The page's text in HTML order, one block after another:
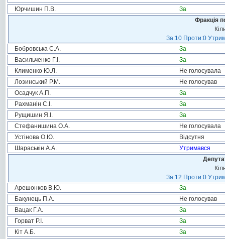
Юрчишин П.В.
За
Фракція
За:10 Проти:0
Бобровська С.А.
За
Васильченко Г.І.
За
Клименко Ю.Л.
Не голосувала
Лозинський Р.М.
Не голосував
Осадчук А.П.
За
Рахманін С.І.
За
Рущишин Я.І.
За
Стефанишина О.А.
Не голосувала
Устінова О.Ю.
Відсутня
Шараськін А.А.
Утримався
За:12 Проти:0
Арешонков В.Ю.
За
Бакунець П.А.
Не голосував
Вацак Г.А.
За
Горват Р.І.
За
Кіт А.Б.
За